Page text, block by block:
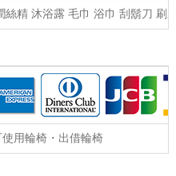
絲精 沐浴露 毛巾 浴巾 刮鬍刀 刷
使用輪椅・出借輪椅